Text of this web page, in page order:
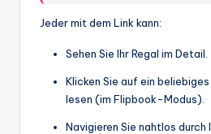
Jeder mit dem Link kann:
Sehen Sie Ihr Regal im Detail.
Klicken Sie auf ein
lesen (im Flipbook-Modus).
Navigieren Sie nahtlos durch